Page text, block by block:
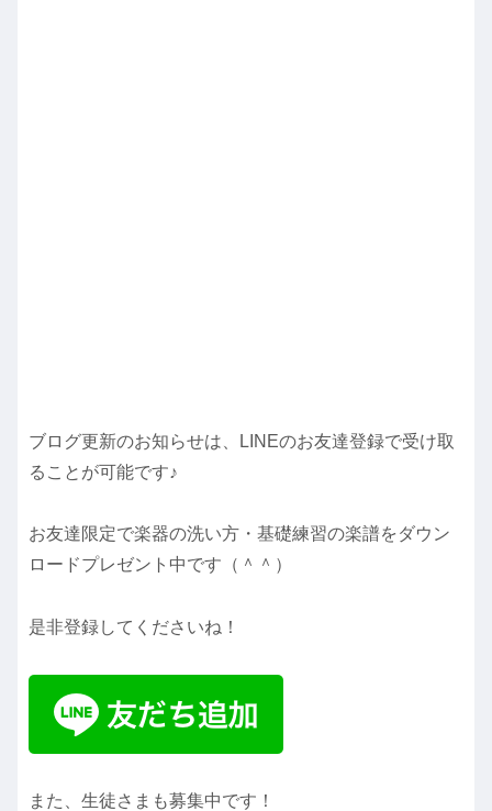
ブログ更新のお知らせは、LINEのお友達登録で受け取
ることが可能です♪
お友達限定で楽器の洗い方・基礎練習の楽譜をダウン
ロードプレゼント中です（＾＾）
是非登録してくださいね！
また、生徒さまも募集中です！